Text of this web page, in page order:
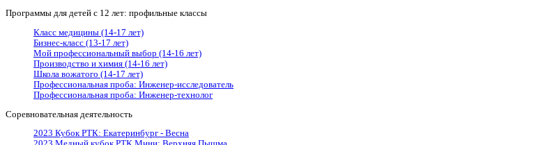
Программы для детей с 12 лет: профильные классы
Класс медицины (14-17 лет)
Бизнес-класс (13-17 лет)
Мой профессиональный выбор (14-16 лет)
Производство и химия (14-16 лет)
Школа вожатого (14-17 лет)
Профессиональная проба: Инженер-исследователь
Профессиональная проба: Инженер-технолог
Соревновательная деятельность
2023 Кубок РТК: Екатеринбург - Весна